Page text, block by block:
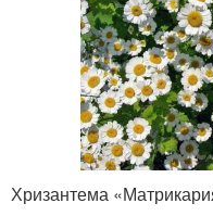
Хризантема